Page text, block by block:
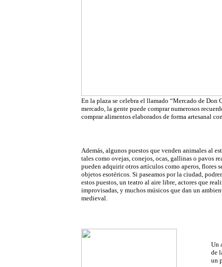
En la plaza se celebra el llamado “Mercado de
mercado, la gente puede comprar numerosos
comprar alimentos elaborados de forma artesanal
Además, algunos puestos que venden animales al
tales como ovejas, conejos, ocas, gallinas o pavos
pueden adquirir otros artículos como aperos, flores
objetos esotéricos. Si paseamos por la ciudad,
estos puestos, un teatro al aire libre, actores que
improvisadas, y muchos músicos que dan un
medieval.
Un
de
un